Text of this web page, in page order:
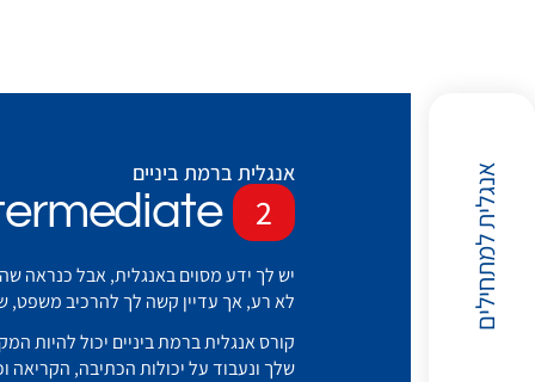
אנגלית למתחילים אנגלית ברמת ביניים
2
יש לך ידע מסוים באנגלית, אבל כנראה
לא רע, אך עדיין קשה לך להרכיב משפט,
קורס אנגלית ברמת ביניים יכול להיות
שלך ונעבוד על יכולות הכתיבה, הקריאה